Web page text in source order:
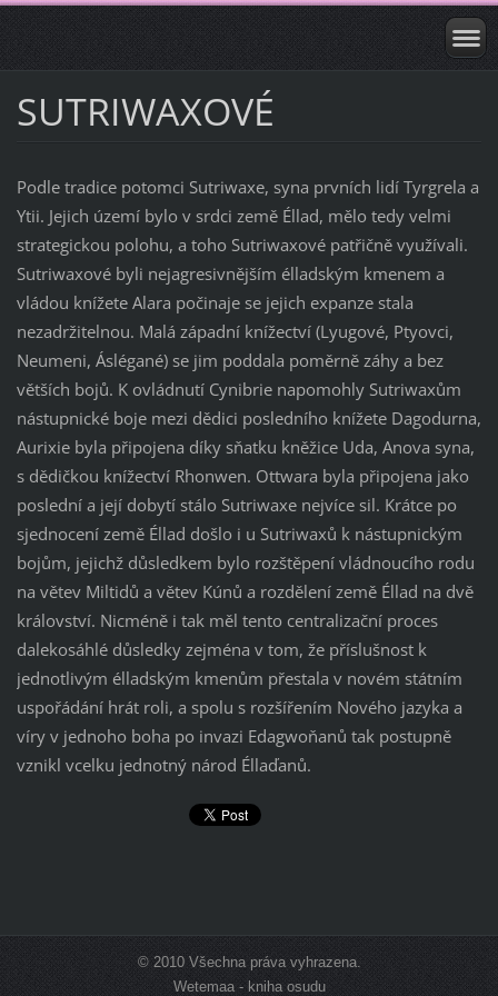
SUTRIWAXOVÉ
Podle tradice potomci Sutriwaxe, syna prvních lidí Tyrgrela a
Ytii. Jejich území bylo v srdci země Éllad, mělo tedy velmi
strategickou polohu, a toho Sutriwaxové patřičně využívali.
Sutriwaxové byli nejagresivnějším élladským kmenem a
vládou knížete Alara počinaje se jejich expanze stala
nezadržitelnou. Malá západní knížectví (Lyugové, Ptyovci,
Neumeni, Áslégané) se jim poddala poměrně záhy a bez
větších bojů. K ovládnutí Cynibrie napomohly Sutriwaxům
nástupnické boje mezi dědici posledního knížete Dagodurna,
Aurixie byla připojena díky sňatku kněžice Uda, Anova syna,
s dědičkou knížectví Rhonwen. Ottwara byla připojena jako
poslední a její dobytí stálo Sutriwaxe nejvíce sil. Krátce po
sjednocení země Éllad došlo i u Sutriwaxů k nástupnickým
bojům, jejichž důsledkem bylo rozštěpení vládnoucího rodu
na větev Miltidů a větev Kúnů a rozdělení země Éllad na dvě
království. Nicméně i tak měl tento centralizační proces
dalekosáhlé důsledky zejména v tom, že příslušnost k
jednotlivým élladským kmenům přestala v novém státním
uspořádání hrát roli, a spolu s rozšířením Nového jazyka a
víry v jednoho boha po invazi Edagwoňanů tak postupně
vznikl vcelku jednotný národ Éllaďanů.
© 2010 Všechna práva vyhrazena.
Wetemaa - kniha osudu